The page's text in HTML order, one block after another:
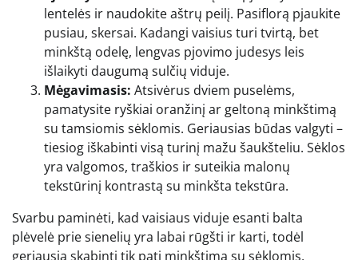
lentelės ir naudokite aštrų peilį. Pasiflorą pjaukite
pusiau, skersai. Kadangi vaisius turi tvirtą, bet
minkštą odelę, lengvas pjovimo judesys leis
išlaikyti daugumą sulčių viduje.
Mėgavimasis: Atsivėrus dviem puselėms,
pamatysite ryškiai oranžinį ar geltoną minkštimą
su tamsiomis sėklomis. Geriausias būdas valgyti –
tiesiog iškabinti visą turinį mažu šaukšteliu. Sėklos
yra valgomos, traškios ir suteikia malonų
tekstūrinį kontrastą su minkšta tekstūra.
Svarbu paminėti, kad vaisiaus viduje esanti balta
plėvelė prie sienelių yra labai rūgšti ir karti, todėl
geriausia skabinti tik patį minkštimą su sėklomis,